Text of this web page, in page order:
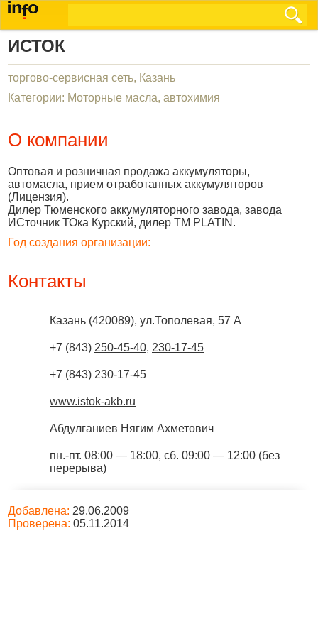
ИСТОК
торгово-сервисная сеть, Казань
Категории: Моторные масла, автохимия
О компании
Оптовая и розничная продажа аккумуляторы,
автомасла, прием отработанных аккумуляторов
(Лицензия).
Дилер Тюменского аккумуляторного завода, завода
ИСточник ТОка Курский, дилер ТМ PLATIN.
Год создания организации:
Контакты
Казань (420089), ул.Тополевая, 57 А
+7 (843) 250-45-40, 230-17-45
+7 (843) 230-17-45
www.istok-akb.ru
Абдулганиев Нягим Ахметович
пн.-пт. 08:00 — 18:00, сб. 09:00 — 12:00 (без
перерыва)
Добавлена: 29.06.2009
Проверена: 05.11.2014